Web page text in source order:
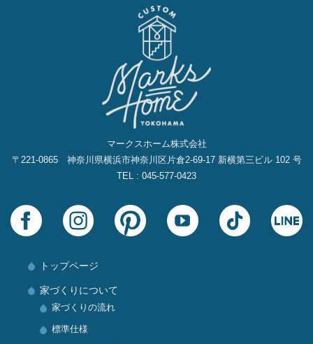
マークスホーム株式会社
〒221-0865 神奈川県横浜市神奈川区片倉2‐69‐17 新横第三ビル 102 号
TEL : 045-577-0423
トップページ
家づくりについて
家づくりの流れ
標準仕様